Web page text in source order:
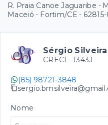
R. Praia Canoe Jaguaribe -
Maceió - Fortim/CE -
Sérgio Silveira
CRECI - 1343J
(85) 98721-3848
Nome